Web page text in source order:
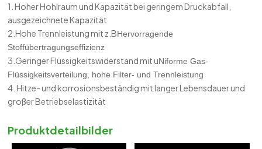
1. Hoher Hohlraum und Kapazität bei geringem Druckabfall,
ausgezeichnete Kapazität
2.Hohe Trennleistung mit z.BHervorragende
Stoffübertragungseffizienz
3.Geringer Flüssigkeitswiderstand mit uNiforme Gas-
Flüssigkeitsverteilung, hohe Filter- und Trennleistung
4. Hitze- und korrosionsbeständig mit langer Lebensdauer und
großer Betriebselastizität
Produktdetailbilder